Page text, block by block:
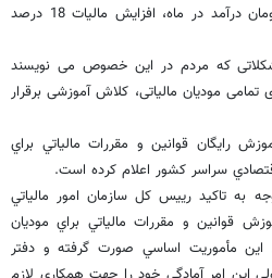
درباره مشاغل بالاتر از 3 میلیون تومان درآمد در ماه، افزایش مالیات 18 درصد
که مردم در این خصوص می نویسند
مودیان مالیاتی، کلاش آموزشی برقرار
رايگان قوانين و مقررات مالياتي براي
سراسر کشور اعلام کرده است.
به تاکيد رييس کل سازمان امور مالياتي
قوانين و مقررات مالياتي براي موديان
اين مأموريت اساسي صورت گرفته و دفتر